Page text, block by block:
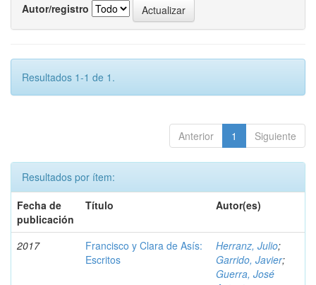
Autor/registro
Resultados 1-1 de 1.
Anterior 1 Siguiente
Resultados por ítem:
Fecha de
publicación
Título Autor(es)
2017
Francisco y Clara de Asís:
Escritos
Herranz, Julio;
Garrido, Javier;
Guerra, José